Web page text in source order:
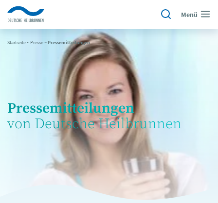
Menü
Startseite~ Presse~Pressemitteilungen
Pressemitteilungen
von Deutsche Heilbrunnen